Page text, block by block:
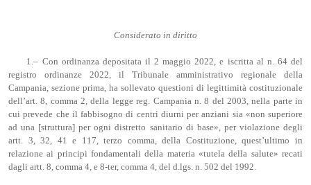
Considerato in diritto
1.– Con ordinanza depositata il 2 maggio 2022, e iscritta al n. 64 del
registro ordinanze 2022, il Tribunale amministrativo regionale della
Campania, sezione prima, ha sollevato questioni di legittimità costituzionale
dell’art. 8, comma 2, della legge reg. Campania n. 8 del 2003, nella parte in
cui prevede che il fabbisogno di centri diurni per anziani sia «non superiore
ad una [struttura] per ogni distretto sanitario di base», per violazione degli
artt. 3, 32, 41 e 117, terzo comma, della Costituzione, quest’ultimo in
relazione ai principi fondamentali della materia «tutela della salute» recati
dagli artt. 8, comma 4, e 8-ter, comma 4, del d.lgs. n. 502 del 1992.